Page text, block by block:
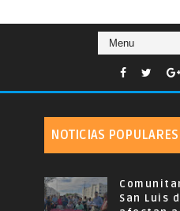
NOTICIAS POPULARES
San Luis